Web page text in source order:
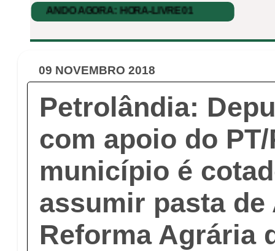
09 NOVEMBRO 2018
Petrolândia:
com apoio do
município é
assumir pasta
Reforma Agrária